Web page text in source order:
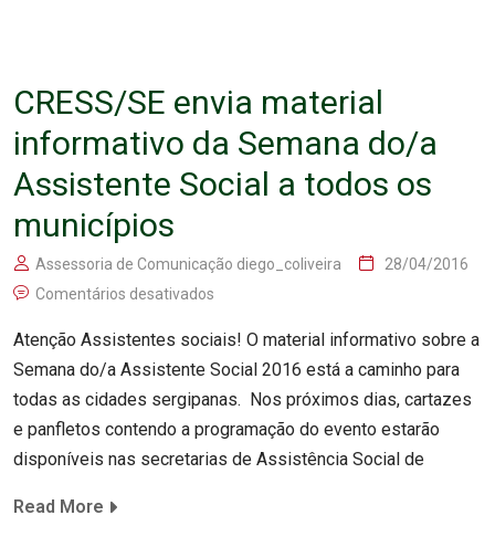
CRESS/SE envia material
informativo da Semana do/a
Assistente Social a todos os
municípios
Assessoria de Comunicação diego_coliveira
28/04/2016
Comentários desativados
Atenção Assistentes sociais! O material informativo sobre a
Semana do/a Assistente Social 2016 está a caminho para
todas as cidades sergipanas. Nos próximos dias, cartazes
e panfletos contendo a programação do evento estarão
disponíveis nas secretarias de Assistência Social de
Read More